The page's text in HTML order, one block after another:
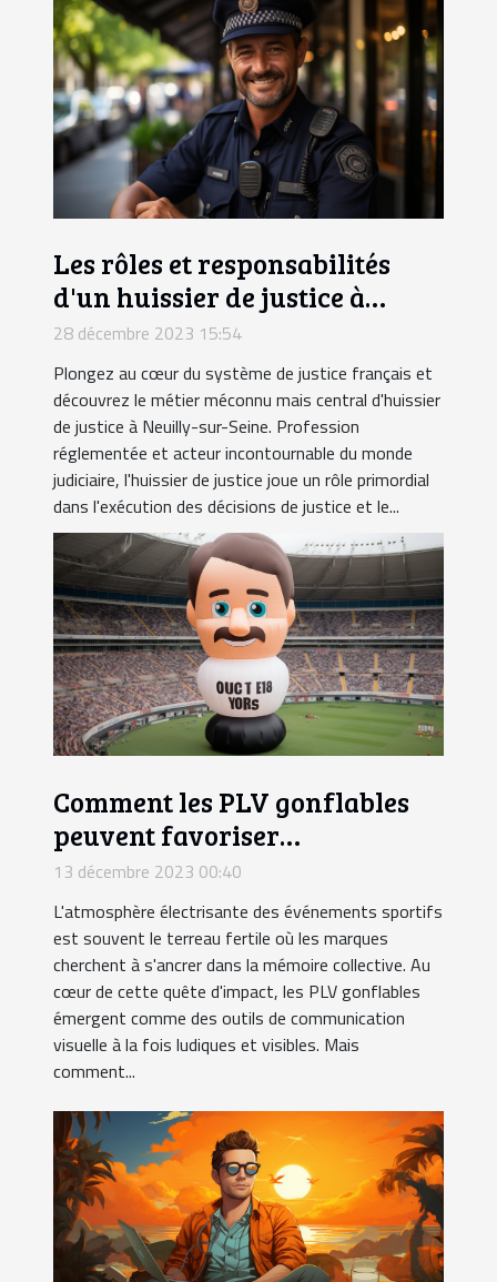
Les rôles et responsabilités
d'un huissier de justice à
Neuilly-sur-Seine
28 décembre 2023 15:54
Plongez au cœur du système de justice français et
découvrez le métier méconnu mais central d'huissier
de justice à Neuilly-sur-Seine. Profession
réglementée et acteur incontournable du monde
judiciaire, l'huissier de justice joue un rôle primordial
dans l'exécution des décisions de justice et le...
Comment les PLV gonflables
peuvent favoriser
l'engagement lors des
événements sportifs ?
13 décembre 2023 00:40
L'atmosphère électrisante des événements sportifs
est souvent le terreau fertile où les marques
cherchent à s'ancrer dans la mémoire collective. Au
cœur de cette quête d'impact, les PLV gonflables
émergent comme des outils de communication
visuelle à la fois ludiques et visibles. Mais
comment...